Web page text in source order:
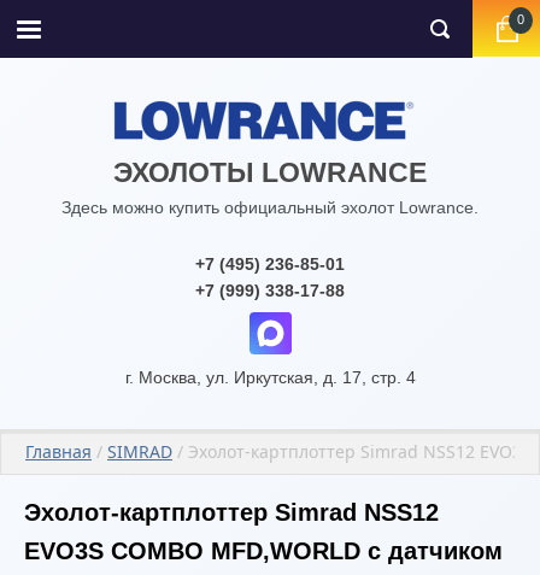
0
ЭХОЛОТЫ LOWRANCE
Здесь можно купить официальный эхолот Lowrance.
+7 (495) 236-85-01
+7 (999) 338-17-88
г. Москва, ул. Иркутская, д. 17, стр. 4
Главная / SIMRAD / Эхолот-картплоттер Simrad NSS12
Эхолот-картплоттер Simrad NSS12
EVO3S COMBO MFD,WORLD с датчиком